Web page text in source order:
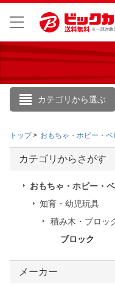
カテゴリから選ぶ
こ
会
閲
トップ おもちゃ・ホビー・ベ
カテゴリからさがす
おもちゃ・ホビー・
知育・幼児玩具
積み木・ブロッ
ブロック
メーカー